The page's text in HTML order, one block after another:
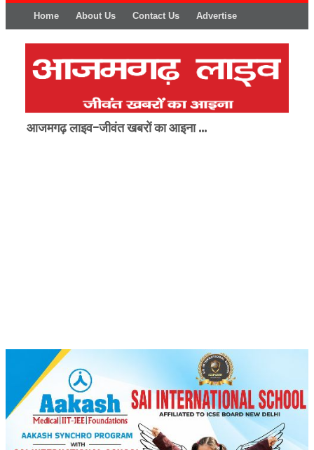
Home About Us Contact Us Advertise
आजमगढ़ लाइव-जीवंत खबरों का आइना ...